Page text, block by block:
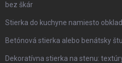
bez škár
Stierka do kuchyne namiesto
Betónová stierka alebo benátsky
Dekoratívna stierka na stenu: